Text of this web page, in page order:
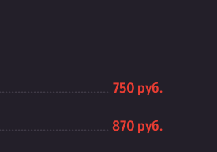
750 руб.
870 руб.